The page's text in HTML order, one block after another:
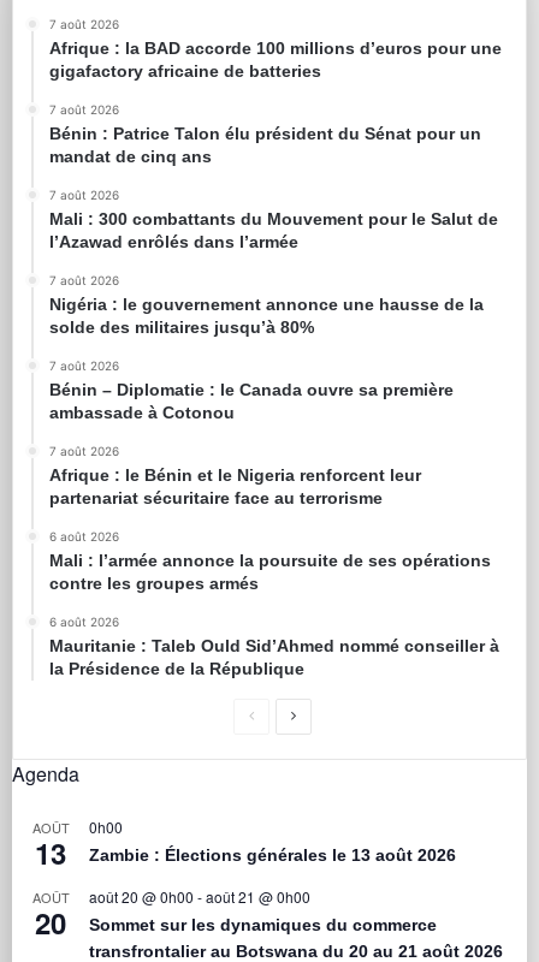
7 août 2026
Afrique : la BAD accorde 100 millions d’euros pour une
gigafactory africaine de batteries
7 août 2026
Bénin : Patrice Talon élu président du Sénat pour un
mandat de cinq ans
7 août 2026
Mali : 300 combattants du Mouvement pour le Salut de
l’Azawad enrôlés dans l’armée
7 août 2026
Nigéria : le gouvernement annonce une hausse de la
solde des militaires jusqu’à 80%
7 août 2026
Bénin – Diplomatie : le Canada ouvre sa première
ambassade à Cotonou
7 août 2026
Afrique : le Bénin et le Nigeria renforcent leur
partenariat sécuritaire face au terrorisme
6 août 2026
Mali : l’armée annonce la poursuite de ses opérations
contre les groupes armés
6 août 2026
Mauritanie : Taleb Ould Sid’Ahmed nommé conseiller à
la Présidence de la République
Agenda
AOÛT
13
0h00
Zambie : Élections générales le 13 août 2026
AOÛT
20
août 20 @ 0h00 -août 21 @ 0h00
Sommet sur les dynamiques du commerce
transfrontalier au Botswana du 20 au 21 août 2026